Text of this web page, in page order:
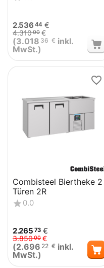
2.536 44 €
4.31000 €
(3.018 36 € inkl.
MwSt.)
Combisteel Biertheke 2
Türen 2R
0.0
2.265 73 €
3.85000 €
(2.696 22 € inkl.
MwSt.)